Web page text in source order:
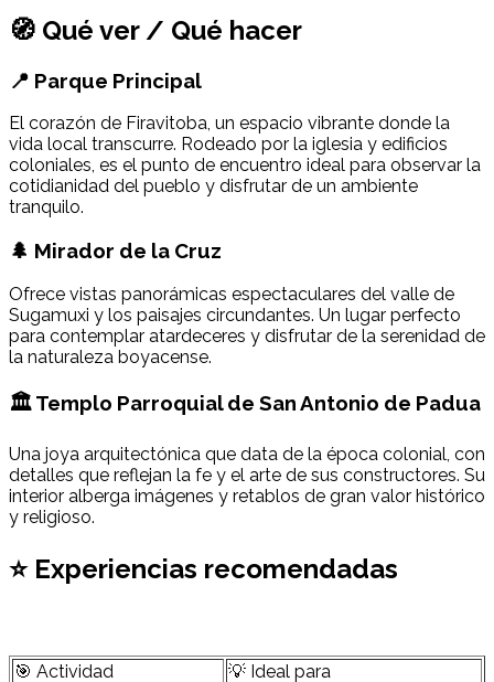
🧭 Qué ver / Qué hacer
📍 Parque Principal
El corazón de Firavitoba, un espacio vibrante donde la
vida local transcurre. Rodeado por la iglesia y edificios
coloniales, es el punto de encuentro ideal para observar la
cotidianidad del pueblo y disfrutar de un ambiente
tranquilo.
🌲 Mirador de la Cruz
Ofrece vistas panorámicas espectaculares del valle de
Sugamuxi y los paisajes circundantes. Un lugar perfecto
para contemplar atardeceres y disfrutar de la serenidad de
la naturaleza boyacense.
🏛 Templo Parroquial de San Antonio de Padua
Una joya arquitectónica que data de la época colonial, con
detalles que reflejan la fe y el arte de sus constructores. Su
interior alberga imágenes y retablos de gran valor histórico
y religioso.
⭐ Experiencias recomendadas
🎯 Actividad 💡 Ideal para